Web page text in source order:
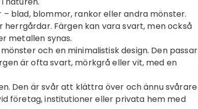
blad, blommor, rankor eller andra mönster.
Färgen kan vara svart, men också
metallen synas.
och en minimalistisk design. Den passar
är ofta svart, mörkgrå eller vit, med en
Den är svår att klättra över och ännu svårare
företag, institutioner eller privata hem med